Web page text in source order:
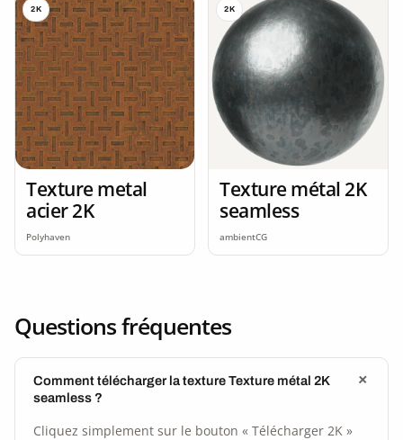
2K
Texture metal
acier 2K
Polyhaven
2K
Texture métal 2K
seamless
ambientCG
Questions fréquentes
Comment télécharger la texture Texture métal 2K
seamless ?
Cliquez simplement sur le bouton « Télécharger 2K »